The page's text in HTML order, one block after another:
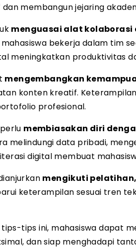
membangun jejaring
menguasai alat
bekerja dalam tim
meningkatkan produktivitas
mengembangkan
konten kreatif.
profesional.
membiasakan diri
melindungi data pribadi,
digital membuat
mengikuti
keterampilan sesuai tren
tips ini, mahasiswa dapat
dan siap menghadapi